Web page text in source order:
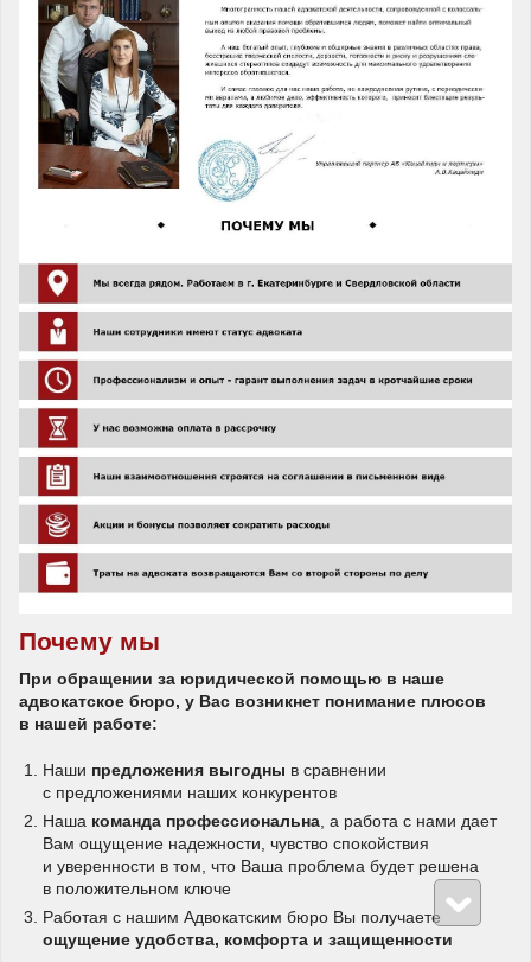
Почему мы
При обращении за юридической помощью в наше
адвокатское бюро, у Вас возникнет понимание плюсов
в нашей работе:
Наши предложения выгодны в сравнении
с предложениями наших конкурентов
Наша команда профессиональна, а работа с нами дает
Вам ощущение надежности, чувство спокойствия
и уверенности в том, что Ваша проблема будет решена
в положительном ключе
Работая с нашим Адвокатским бюро Вы получаете
ощущение удобства, комфорта и защищенности